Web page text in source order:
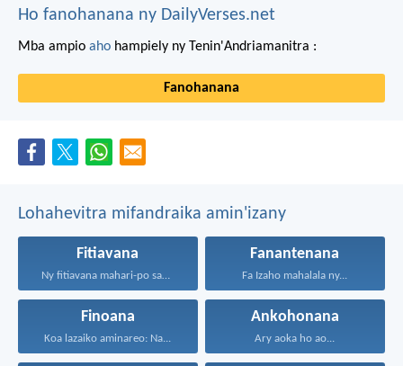
Ho fanohanana ny DailyVerses.net
Mba ampio aho hampiely ny Tenin'Andriamanitra :
Fanohanana
Lohahevitra mifandraika amin'izany
Fitiavana
Ny fitiavana mahari-po sady...
Fanantenana
Fa Izaho mahalala ny...
Finoana
Koa lazaiko aminareo: Na...
Ankohonana
Ary aoka ho ao...